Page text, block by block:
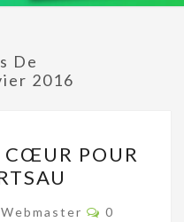
De
2016
CŒUR POUR
Webmaster
0